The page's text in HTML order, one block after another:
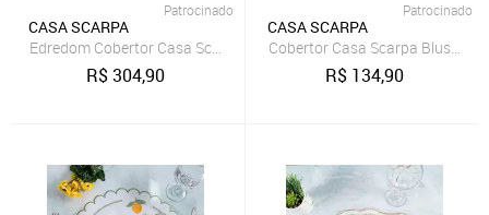
Patrocinado
CASA SCARPA
Edredom Cobertor Casa Scarpa Sonnet Queen Malha Lisa Dupla
R$304,90
Patrocinado
CASA SCARPA
Cobertor Casa Scarpa Blush
R$ 134,90